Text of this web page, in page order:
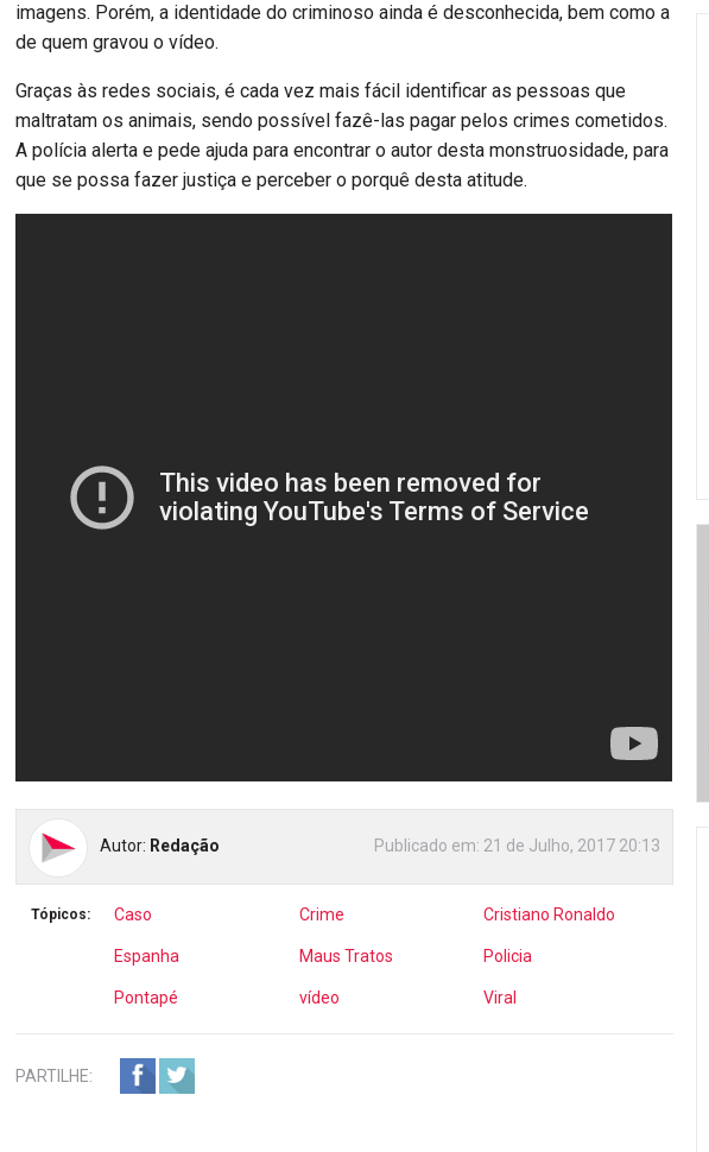
imagens. Porém, a identidade do criminoso ainda é desconhecida, bem como a
de quem gravou o vídeo.
Graças às redes sociais, é cada vez mais fácil identificar as pessoas que
maltratam os animais, sendo possível fazê-las pagar pelos crimes cometidos.
A polícia alerta e pede ajuda para encontrar o autor desta monstruosidade, para
que se possa fazer justiça e perceber o porquê desta atitude.
Autor: Redação Publicado em: 21 de Julho, 2017 20:13
Tópicos: Caso Crime Cristiano Ronaldo
Espanha Maus Tratos Policia
Pontapé vídeo Viral
PARTILHE: